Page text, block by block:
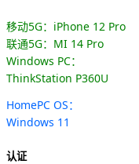
移动5G：iPhone 12 Pro
联通5G：MI 14 Pro
Windows PC：
ThinkStation P360U
HomePC OS：
Windows 11
认证